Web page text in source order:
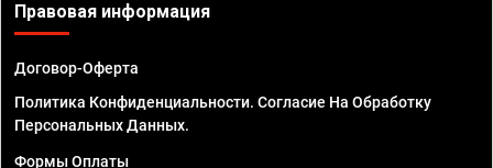
Правовая информация
Договор-Оферта
Политика Конфиденциальности. Согласие На Обработку
Персональных Данных.
Формы Оплаты